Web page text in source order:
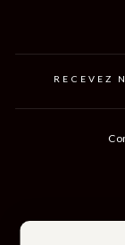
RECEVEZ